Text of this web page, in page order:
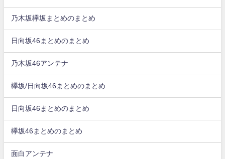
乃木坂欅坂まとめのまとめ
日向坂46まとめのまとめ
乃木坂46アンテナ
欅坂/日向坂46まとめのまとめ
日向坂46まとめのまとめ
欅坂46まとめのまとめ
面白アンテナ